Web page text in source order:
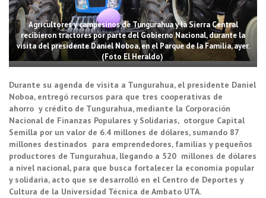
Agricultores y campesinos de Tungurahua y la Sierra Central
recibieron tractores por parte del Gobierno Nacional, durante la
visita del presidente Daniel Noboa, en el Parque de la Familia, ayer.
(Foto El Heraldo)
Durante su agenda de visita a Tungurahua, el presidente Daniel
Noboa, entregó recursos para que tres cooperativas de
ahorro y crédito de Tungurahua, mediante la Corporación
Nacional de Finanzas Populares y Solidarias, otorgue Capital
Semilla por un valor de 6.4 millones de dólares, sumando 87
millones destinados para emprendedores, familias y pequeños
productores de Tungurahua, llegando a 520 millones de dólares
a nivel nacional, para que busca fortalecer la economía popular
y solidaria, acto que se desarrolló en el Centro de Deportes y
Cultura de la Universidad Técnica de Ambato UTA.